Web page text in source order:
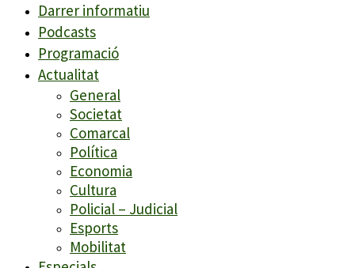
Darrer informatiu
Podcasts
Programació
Actualitat
General
Societat
Comarcal
Política
Economia
Cultura
Policial – Judicial
Esports
Mobilitat